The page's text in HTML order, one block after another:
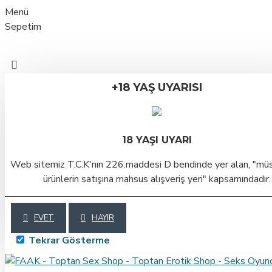
Menü
Sepetim
+18 YAŞ UYARISI
18 YAŞI UYARI
Web sitemiz T.C.K'nın 226.maddesi D bendinde yer alan,
ürünlerin satışına mahsus alışveriş yeri" kapsamındadır.
EVET HAYIR
Tekrar Gösterme